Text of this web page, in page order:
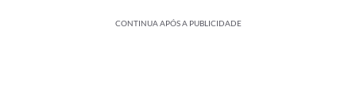
CONTINUA APÓS A PUBLICIDADE